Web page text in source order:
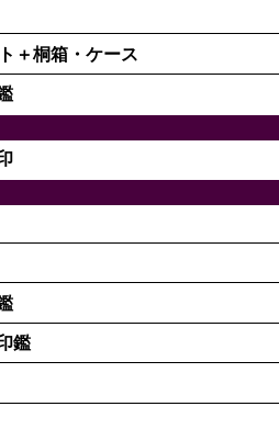
＋桐箱・ケース
鑑